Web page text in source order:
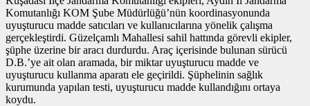
Komutanlığı KOM Şube Müdürlüğü’nün koordinasyonunda
uyuşturucu madde satıcıları ve kullanıcılarına yönelik çalışma
gerçekleştirdi. Güzelçamlı Mahallesi sahil hattında görevli ekipler,
şüphe üzerine bir aracı durdurdu. Araç içerisinde bulunan sürücü
D.B.’ye ait olan aramada, bir miktar uyuşturucu madde ve
uyuşturucu kullanma aparatı ele geçirildi. Şüphelinin sağlık
kurumunda yapılan testi, uyuşturucu madde kullandığını ortaya
koydu.